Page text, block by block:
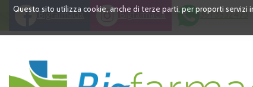
PassaQuesto sito utilizza cookie, anche di terze parti, per proporti
Bigfarmacia Bigfarmacia 391 3532473
Bigfarmacia